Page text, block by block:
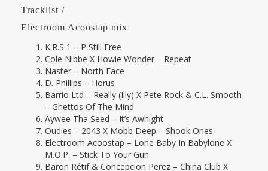
Tracklist /
Electroom Acoostap mix
K.R.S 1 – P Still Free
Cole Nibbe X Howie Wonder – Repeat
Naster – North Face
D. Phillips – Horus
Barrio Ltd – Really (Illy) X Pete Rock & C.L. Smooth
– Ghettos Of The Mind
Aywee Tha Seed – It’s Awhight
Oudies – 2043 X Mobb Deep – Shook Ones
Electroom Acoostap – Lone Baby In Babylone X
M.O.P. – Stick To Your Gun
Baron Rétif & Concepcion Perez – China Club X